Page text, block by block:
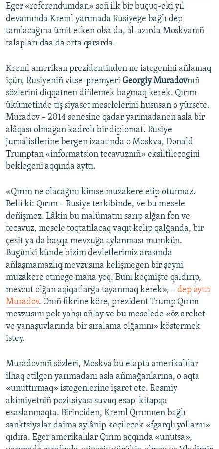
Eger «referendumdan» soñ ilk bir buçuq-eki yıl
devamında Kreml yarımada Rusiyege bağlı dep
tanılacağına ümit etken olsa da, al-azırda Moskvanıñ
talapları daa da orta qararda.
Kreml amerikan prezidentinden ne istegenini añlamaq
içün, Rusiyeniñ vitse-premyeri Georgiy Muradovnıñ
sözlerini diqqatnen diñlemek bağmaq kerek. Qırım
ükümetinde tış siyaset meselelerini hususan o yürsete.
Muradov – 2014 senesine qadar yarımadanen asla bir
alâqası olmağan kadrolı bir diplomat. Rusiye
jurnalistlerine bergen izaatında o Moskva, Donald
Trumptan «informatsion tecavuznıñ» eksiltilecegini
beklegeni aqqında ayttı.
«Qırım ne olacağını kimse muzakere etip oturmaz.
Belli ki: Qırım – Rusiye terkibinde, ve bu mesele
deñişmez. Lâkin bu malümatnı sarıp alğan fon ve
tecavuz, mesele toqtatılacaq vaqıt kelip qalğanda, bir
çesit ya da başqa mevzuğa aylanması mumkün.
Bugünki künde bizim devletlerimiz arasında
añlaşmamazlıq mevzusına kelişmegen bir şeyni
muzakere etmege mana yoq. Bunı keçmişte qaldırıp,
mevcut olğan aqiqatlarğa tayanmaq kerek», – dep ayttı
Muradov. Onıñ fikrine köre, prezident Trump Qırım
mevzusını pek yahşı añlay ve bu meselede «öz areket
ve yanaşuvlarında bir sıralama olğanını» köstermek
istey.
Muradovnıñ sözleri, Moskva bu etapta amerikalılar
ilhaq etilgen yarımadanı asla añmağanlarına, o aqta
«unuttırmaq» istegenlerine işaret ete. Resmiy
akimiyetniñ pozitsiyası suvuq esap-kitapqa
esaslanmaqta. Birinciden, Kreml Qırımnen bağlı
sanktsiyalar daima aylânip keçilecek «fgarqlı yollarnı»
qıdıra. Eger amerikalılar Qırım aqqında «unutsa»,